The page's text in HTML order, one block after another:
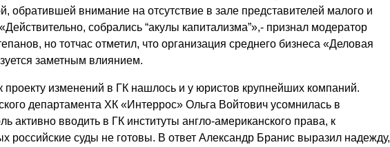
внимание на отсутствие в зале представителей малого и
собрались “акулы капитализма”»,- признал модератор
но тотчас отметил, что организация среднего бизнеса «Деловая
заметным влиянием.
проекту изменений в ГК нашлось и у юристов крупнейших компаний.
департамента ХК «Интеррос» Ольга Войтович усомнилась в
активно вводить в ГК институты англо-американского права, к
российские суды не готовы. В ответ Александр Бранис выразил надежду,